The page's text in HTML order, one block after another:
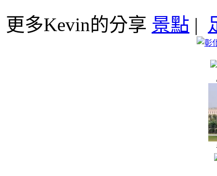
更多Kevin的分享 景點 |